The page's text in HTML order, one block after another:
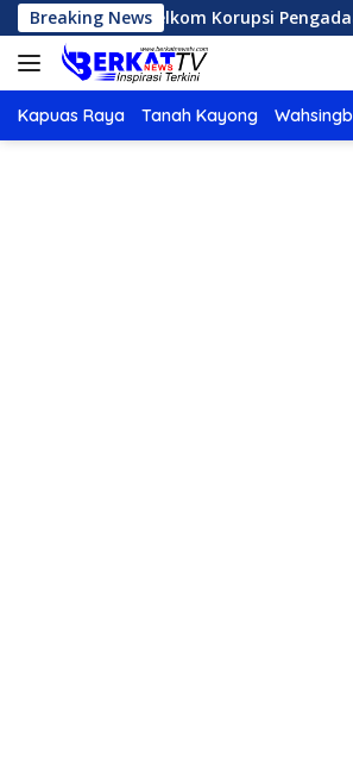
Langsung
ke
konten
Breaking News
Telkom Korupsi Pengadaan
Kapuas Raya Tanah Kayong